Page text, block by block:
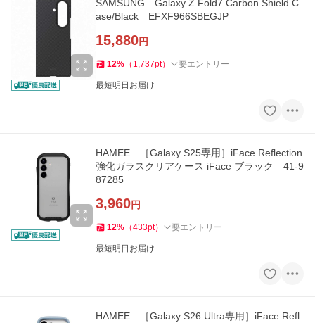
SAMSUNG Galaxy Z Fold7 Carbon Shield C
ase/Black EFXF966SBEGJP
15,880円
12% （ 1,737pt） 要エントリー
最短明日お届け
HAMEE ［Galaxy S25専用］iFace Reflection
強化ガラスクリアケース iFace ブラック 41-9
87285
3,960円
12% （433pt） 要エントリー
最短明日お届け
HAMEE ［Galaxy S26 Ultra専用］iFace Refl